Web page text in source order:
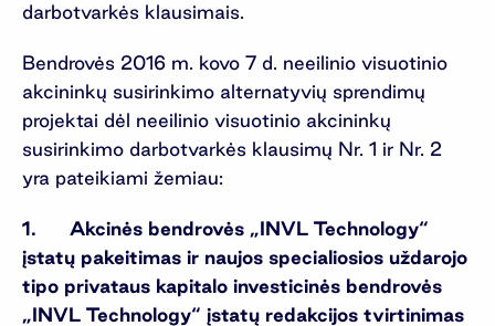
darbotvarkės klausimais.
Bendrovės 2016 m. kovo 7 d. neeilinio visuotinio
akcininkų susirinkimo alternatyvių sprendimų
projektai dėl neeilinio visuotinio akcininkų
susirinkimo darbotvarkės klausimų Nr. 1 ir Nr. 2
yra pateikiami žemiau:
1. Akcinės bendrovės „INVL Technology“
įstatų pakeitimas ir naujos specialiosios uždarojo
tipo privataus kapitalo investicinės bendrovės
„INVL Technology“ įstatų redakcijos tvirtinimas